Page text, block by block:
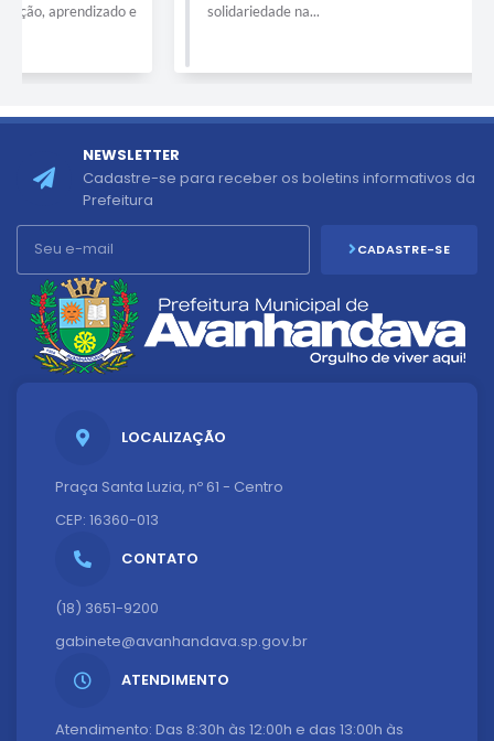
solidariedade na...
LOCALIZAÇÃO
Praça Santa Luzia, nº 61 - Centro
CEP: 16360-013
CONTATO
(18) 3651-9200
gabinete@avanhandava.sp.gov.br
ATENDIMENTO
Atendimento: Das 8:30h às 12:00h e das 13:00h às
NEWSLETTER
Cadastre-se para receber os boletins informativos da
Prefeitura
CADASTRE-SE